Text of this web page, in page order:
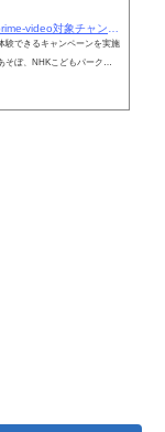
験できるキャンペーンを実施
そぼ、NHKこどもパーク、